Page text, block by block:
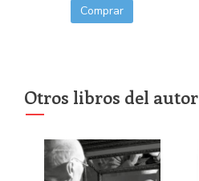
Comprar
Otros libros del autor